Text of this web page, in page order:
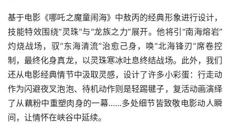
基于电影《哪吒之魔童闹海》中敖丙的经典形象进行设计，
技能特效围绕“灵珠”与“龙族之力”展开。他将引“南海熔岩”
灼烧战场，驭“东海清流”治愈己身，唤“北海锋刃”席卷控
制，最终化身真龙，以灵珠寒冰吐息终结战场。此外，我们
还从电影经典情节中汲取灵感，设计了许多小彩蛋：行走动
作为闪避夜叉泡泡、待机动作则是轻踢毽子，复活动画演绎
了从藕粉中重塑肉身的一幕……多处细节皆致敬电影动人瞬
间，让情怀在峡谷中延续。